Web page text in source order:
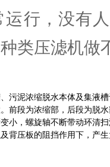
行，没有
类压滤机做
污泥浓缩脱水本体及集液
前段为浓缩部，后段为脱
小，螺旋轴不断带动环清
背压板的阻挡作用下，产